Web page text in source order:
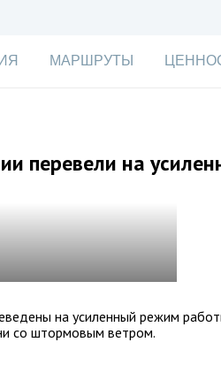
МАРШРУТЫ
перевели на
на усиленный режим
со штормовым ветром.